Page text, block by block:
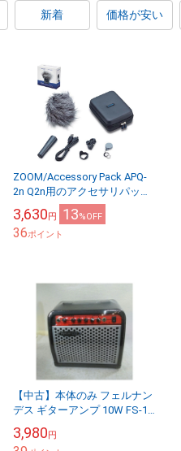
新着 価格が安い
ZOOM/Accessory Pack APQ-
2n Q2n用のアクセサリパッケ
ージ【ズーム】
3,630円 13%OFF
36ポイント
【中古】本体のみ フェルナン
デス ギターアンプ 10W FS-10
3,980円